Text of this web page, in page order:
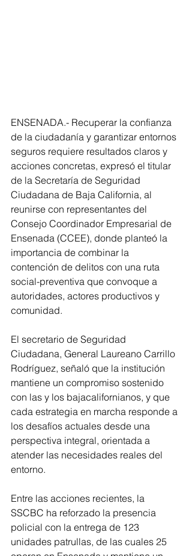
ENSENADA.- Recuperar la confianza
de la ciudadanía y garantizar entornos
seguros requiere resultados claros y
acciones concretas, expresó el titular
de la Secretaría de Seguridad
Ciudadana de Baja California, al
reunirse con representantes del
Consejo Coordinador Empresarial de
Ensenada (CCEE), donde planteó la
importancia de combinar la
contención de delitos con una ruta
social-preventiva que convoque a
autoridades, actores productivos y
comunidad.
El secretario de Seguridad
Ciudadana, General Laureano Carrillo
Rodríguez, señaló que la institución
mantiene un compromiso sostenido
con las y los bajacalifornianos, y que
cada estrategia en marcha responde a
los desafíos actuales desde una
perspectiva integral, orientada a
atender las necesidades reales del
entorno.
Entre las acciones recientes, la
SSCBC ha reforzado la presencia
policial con la entrega de 123
unidades patrullas, de las cuales 25